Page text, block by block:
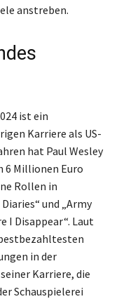
anstreben.
ist ein
Karriere als US-
hat Paul Wesley
6 Millionen Euro
Rollen in
und „Army
I Disappear“. Laut
in der
Karriere, die
Schauspielerei